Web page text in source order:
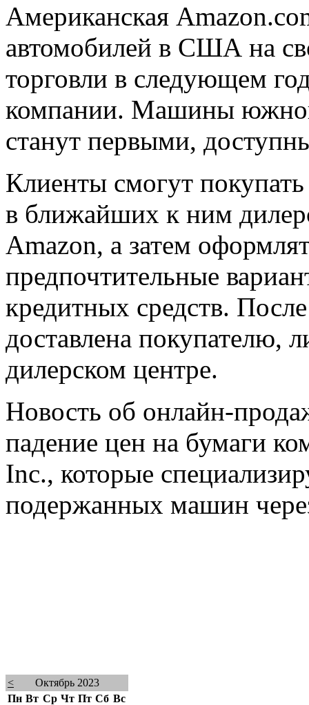
Американская
автомобилей в США на
торговли в следующем
компании. Машины
станут первыми,
Клиенты смогут
в ближайших к ним
Amazon, а затем
предпочтительные
кредитных средств.
доставлена покупателю,
дилерском центре.
Новость об онлайн-
падение цен на бумаги
Inc., которые
подержанных машин
<
Октябрь 2023
Пн Вт Ср Чт Пт Сб Вс